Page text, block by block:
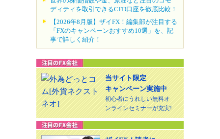
ディティを取引できるCFD口座を徹底比較！
【2026年8月版】ザイFX！編集部が注目する
「FXのキャンペーンおすすめ10選」を、記
事で詳しく紹介！
当サイト限定
キャンペーン実施中
初心者にうれしい無料オ
ンラインセミナーが充実!